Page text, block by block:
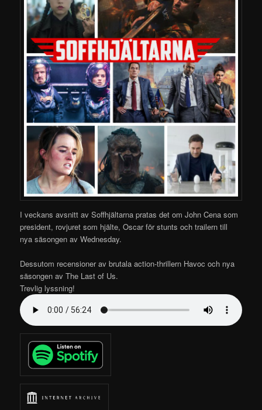
I veckans avsnitt av Soffhjältarna pratas det om John Cena som
president, rovjuret som hjälte, Oscar för stunts och trailern till
nya säsongen av Wednesday.
Dessutom recensioner av brutala action-thrillern Havoc och nya
säsongen av The Last of Us.
Trevlig lyssning!